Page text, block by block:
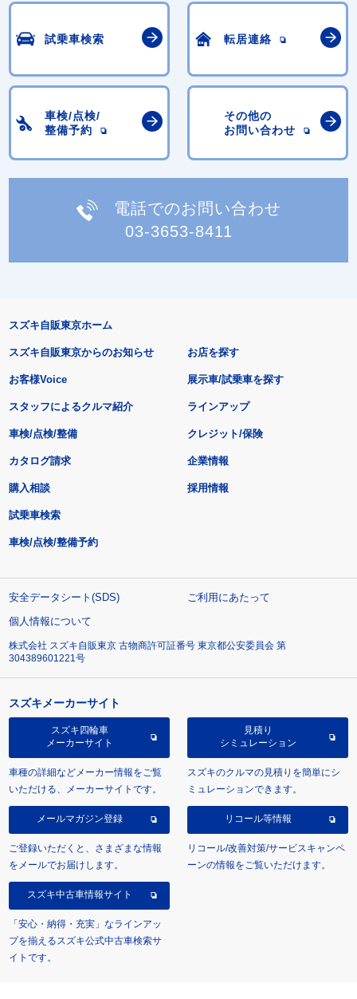
試乗車検索 転居連絡
車検/点検/
整備予約
その他の
お問い合わせ
電話でのお問い合わせ
03-3653-8411
スズキ自販東京ホーム
スズキ自販東京からのお知らせ
お客様Voice
スタッフによるクルマ紹介
お店を探す
展示車/試乗車を探す
ラインアップ
車検/点検/整備 クレジット/保険
カタログ請求
購入相談
試乗車検索
車検/点検/整備予約
企業情報
採用情報
安全データシート(SDS)
ご利用にあたって
個人情報について
株式会社 スズキ自販東京 古物商許可証番号 東京都公安委員会 第
304389601221号
スズキメーカーサイト
スズキ四輪車
メーカーサイト
車種の詳細などメーカー情報をご覧
いただける、メーカーサイトです。
見積り
シミュレーション
スズキのクルマの見積りを簡単にシ
ミュレーションできます。
メールマガジン登録
ご登録いただくと、さまざまな情報
をメールでお届けします。
リコール等情報
リコール/改善対策/サービスキャンペ
ーンの情報をご覧いただけます。
スズキ中古車情報サイト
「安心・納得・充実」なラインアッ
プを揃えるスズキ公式中古車検索サ
イトです。